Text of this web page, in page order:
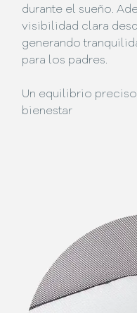
durante el sueño.
visibilidad clara
generando
para los padres.
Un equilibrio
bienestar